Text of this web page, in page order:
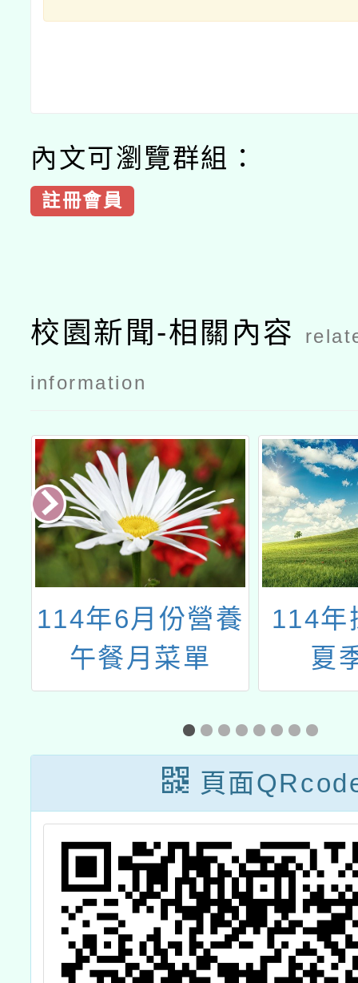
內文可瀏覽群組：
註冊會員
校園新聞-相關內容
information
114年6月份營養
午餐月菜單
114年
夏
頁面